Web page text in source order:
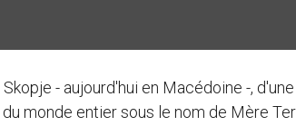
- aujourd'hui en Macédoine -,
monde entier sous le nom de Mère